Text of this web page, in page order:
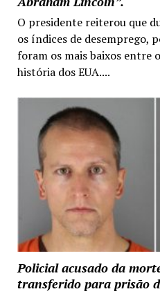
O presidente reiterou que
os índices de desemprego,
foram os mais baixos entre
história dos EUA....
Policial acusado da
transferido para prisão